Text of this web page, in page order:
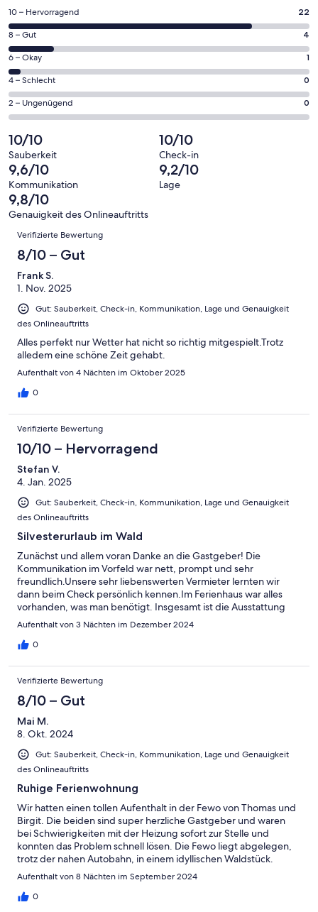
einem
neuen
Fenster
geöffnet
22
von
insgesamt
27
Gästebewertungen
haben
eine
Bewertung
von
10
-
Hervorragend
10 – Hervorragend 22
4
von
insgesamt
27
Gästebewertungen
haben
Bewertung
von
8
-
Gut
8 – Gut 4
1
von
insgesamt
27
Gästebewertungen
haben
eine
Bewertung
von
6
-
Okay
6 – Okay 1
0
von
insgesamt
Gästebewertungen
haben
eine
Bewertung
von
4
4 – Schlecht 0
0
von
insgesamt
27
Gästebewertungen
haben
eine
Bewertung
2 – Ungenügend 0
10/10
Sauberkeit
10/10
Check-in
9,6/10
Kommunikation
9,2/10
Lage
9,8/10
Genauigkeit des Onlineauftritts
Bewertungen
Verifizierte Bewertung
8/10 – Gut
Frank S.
1. Nov. 2025
Gut: Sauberkeit, Check-in, Kommunikation, Lage und Genauigkeit
des Onlineauftritts
Alles perfekt nur Wetter hat nicht so richtig mitgespielt.Trotz
alledem eine schöne Zeit gehabt.
Aufenthalt von 4 Nächten im Oktober 2025
0
Verifizierte Bewertung
10/10 – Hervorragend
Stefan V.
4. Jan. 2025
Gut: Sauberkeit, Check-in, Kommunikation, Lage und Genauigkeit
des Onlineauftritts
Silvesterurlaub im Wald
Zunächst und allem voran Danke an die Gastgeber! Die
Kommunikation im Vorfeld war nett, prompt und sehr
freundlich.Unsere sehr liebenswerten Vermieter lernten wir
dann beim Check persönlich kennen.Im Ferienhaus war alles
vorhanden, was man benötigt. Insgesamt ist die Ausstattung
wertig und gepflegt. … von Kamin, über Kaffeevollautomat bis
und Kombination eher selten - und wir sind viel auf Reisen.
durch die Bäume dringt, muss man sich ein bisschen gewöhnen.
Wir leben selbst in absoluter Ruhe auf dem Land, andere
nehmen es vlt. gar nicht so war. Wir wünschen stets zufriedene
Gäste!
Aufenthalt von 3 Nächten im Dezember 2024
0
Verifizierte Bewertung
8/10 – Gut
Mai M.
8. Okt. 2024
Gut: Sauberkeit, Check-in, Kommunikation, Lage und Genauigkeit
des Onlineauftritts
Ruhige Ferienwohnung
Wir hatten einen tollen Aufenthalt in der Fewo von Thomas und
Birgit. Die beiden sind super herzliche Gastgeber und waren
bei Schwierigkeiten mit der Heizung sofort zur Stelle und
konnten das Problem schnell lösen. Die Fewo liegt abgelegen,
trotz der nahen Autobahn, in einem idyllischen Waldstück.
Einkaufsmöglichkeiten sind in wenigen Autominuten erreichbar
und auch Ausflugsziele, wie Spreewald oder Berlin, sind schnell
über die Autobahn zu erreichen.
Aufenthalt von 8 Nächten im September 2024
0